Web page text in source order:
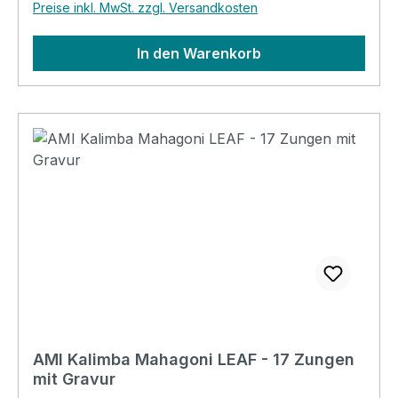
Preise inkl. MwSt. zzgl. Versandkosten
In den Warenkorb
AMI Kalimba Mahagoni LEAF - 17 Zungen
mit Gravur